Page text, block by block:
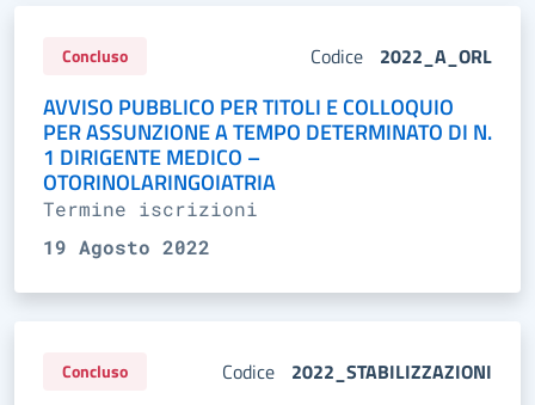
Concluso Codice 2022_A_ORL
AVVISO PUBBLICO PER TITOLI E COLLOQUIO
PER ASSUNZIONE A TEMPO DETERMINATO DI N.
1 DIRIGENTE MEDICO –
OTORINOLARINGOIATRIA
Termine iscrizioni
19 Agosto 2022
Concluso Codice 2022_STABILIZZAZIONI